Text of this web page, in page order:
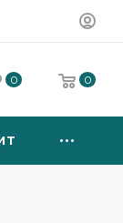
0 0